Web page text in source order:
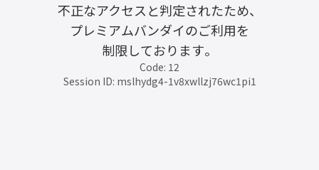
不正なアクセスと判定されたため、
プレミアムバンダイのご利用を
制限しております。
Code: 12
Session ID: mslhydg4-1v8xwllzj76wc1pi1